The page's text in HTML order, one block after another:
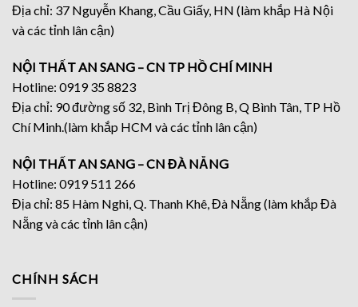
Địa chỉ: 37 Nguyễn Khang, Cầu Giấy, HN (làm khắp Hà Nội
và các tỉnh lân cận)
NỘI THẤT AN SANG – CN TP HỒ CHÍ MINH
Hotline: 0919 35 8823
Địa chỉ: 90 đường số 32, Bình Trị Đông B, Q Bình Tân, TP Hồ
Chí Minh.(làm khắp HCM và các tỉnh lân cận)
NỘI THẤT AN SANG – CN ĐÀ NẴNG
Hotline: 0919 511 266
Địa chỉ: 85 Hàm Nghi, Q. Thanh Khê, Đà Nẵng (làm khắp Đà
Nẵng và các tỉnh lân cận)
CHÍNH SÁCH